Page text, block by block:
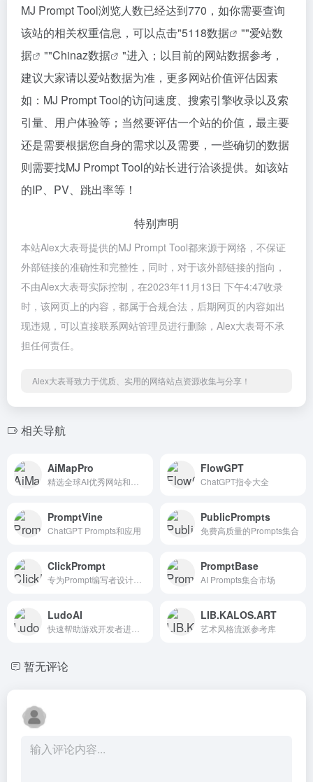
MJ Prompt Tool浏览人数已经达到770，如你需要查询
该站的相关权重信息，可以点击"5118数据 ""爱站数
据
""Chinaz数据
"进入；以目前的网站数据参考，
建议大家请以爱站数据为准，更多网站价值评估因素
如：MJ Prompt Tool的访问速度、搜索引擎收录以及索
引量、用户体验等；当然要评估一个站的价值，最主要
还是需要根据您自身的需求以及需要，一些确切的数据
则需要找MJ Prompt Tool的站长进行洽谈提供。如该站
的IP、PV、跳出率等！
特别声明
本站Alex大表哥提供的MJ Prompt Tool都来源于网络，不保证
外部链接的准确性和完整性，同时，对于该外部链接的指向，
不由Alex大表哥实际控制，在2023年11月13日 下午4:47收录
时，该网页上的内容，都属于合规合法，后期网页的内容如出
现违规，可以直接联系网站管理员进行删除，Alex大表哥不承
担任何责任。
Alex大表哥致力于优质、实用的网络站点资源收集与分享！
相关导航
AiMapPro FlowGPT
ChatGPT指令大全
PromptVine
ChatGPT Prompts和应用
PublicPrompts
免费高质量的Prompts集合
ClickPrompt PromptBase
AI Prompts集合市场
LudoAI LIB.KALOS.ART
艺术风格流派参考库
暂无评论